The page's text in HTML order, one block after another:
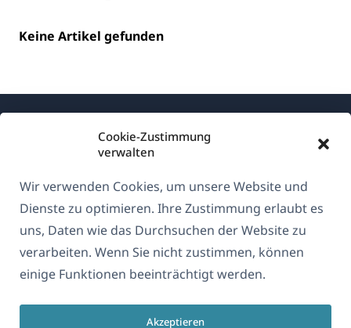
Cookie-Zustimmung
verwalten
Wir verwenden Cookies, um unsere Website und
Dienste zu optimieren. Ihre Zustimmung erlaubt es
uns, Daten wie das Durchsuchen der Website zu
verarbeiten. Wenn Sie nicht zustimmen, können
einige Funktionen beeinträchtigt werden.
Akzeptieren
Keine Artikel gefunden
Über WPML
DSGVO & Datenschutzrichtlinie
Unserem Team beitreten(öffnet
in
in
(öffnet
in
in